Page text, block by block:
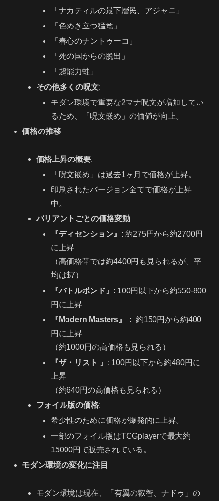
「ナカティルの最下層民、アジャニ」
「色めき立つ猛竜」
「春心のナントゥーコ」
「死の国からの脱出」
「超能力蛙」
その他多くの呪文:
モダン環境で重要な2マナ呪文が増加してい
るため、「呪文嵌め」の価値が向上。
価格の推移
価格上昇の概要:
「呪文嵌め」は過去1ヶ月で価格が上昇。
印刷されたバージョン全てで価格が上昇
中。
バリアントごとの価格変動:
『ディセンション』 : 約275円から約2700円
に上昇
（高価格帯では約4400円も見られるが、平
均は$7）
『バトルボンド』 : 100円以下から約550-800
円に上昇
『Modern Masters』： 約150円から約400
円に上昇
（約1000円の高価格も見られる）
『ザ・リスト 』 : 100円以下から約480円に
上昇
（約640円の高価格も見られる）
フォイル版の価格:
希少性のために価格が爆発的に上昇。
一部のフォイル版はTCGplayerで最大約
15000円で販売されている。
モダン環境の変化に注目
モダン環境は現在、「有翼の叡智、ナドゥ」の